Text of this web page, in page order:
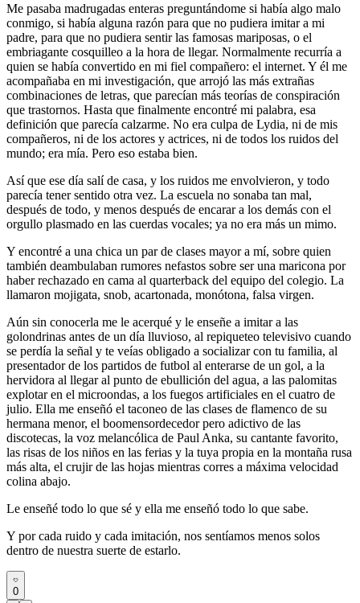
Me pasaba madrugadas enteras preguntándome si había algo malo
conmigo, si había alguna razón para que no pudiera imitar a mi
padre, para que no pudiera sentir las famosas mariposas, o el
embriagante cosquilleo a la hora de llegar. Normalmente recurría a
quien se había convertido en mi fiel compañero: el internet. Y él me
acompañaba en mi investigación, que arrojó las más extrañas
combinaciones de letras, que parecían más teorías de conspiración
que trastornos. Hasta que finalmente encontré mi palabra, esa
definición que parecía calzarme. No era culpa de Lydia, ni de mis
compañeros, ni de los actores y actrices, ni de todos los ruidos del
mundo; era mía. Pero eso estaba bien.
Así que ese día salí de casa, y los ruidos me envolvieron, y todo
parecía tener sentido otra vez. La escuela no sonaba tan mal,
después de todo, y menos después de encarar a los demás con el
orgullo plasmado en las cuerdas vocales; ya no era más un mimo.
Y encontré a una chica un par de clases mayor a mí, sobre quien
también deambulaban rumores nefastos sobre ser una maricona por
haber rechazado en cama al quarterback del equipo del colegio. La
llamaron mojigata, snob, acartonada, monótona, falsa virgen.
Aún sin conocerla me le acerqué y le enseñe a imitar a las
golondrinas antes de un día lluvioso, al repiqueteo televisivo cuando
se perdía la señal y te veías obligado a socializar con tu familia, al
presentador de los partidos de futbol al enterarse de un gol, a la
hervidora al llegar al punto de ebullición del agua, a las palomitas
explotar en el microondas, a los fuegos artificiales en el cuatro de
julio. Ella me enseñó el taconeo de las clases de flamenco de su
hermana menor, el boomensordecedor pero adictivo de las
discotecas, la voz melancólica de Paul Anka, su cantante favorito,
las risas de los niños en las ferias y la tuya propia en la montaña rusa
más alta, el crujir de las hojas mientras corres a máxima velocidad
colina abajo.
Le enseñé todo lo que sé y ella me enseñó todo lo que sabe.
Y por cada ruido y cada imitación, nos sentíamos menos solos
dentro de nuestra suerte de estarlo.
0